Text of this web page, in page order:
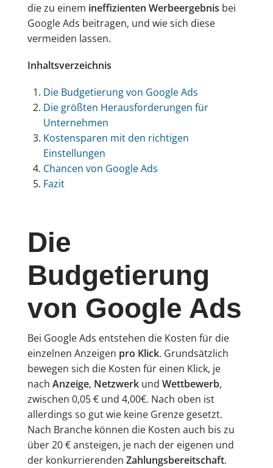
die zu einem ineffizienten Werbeergebnis bei
Google Ads beitragen, und wie sich diese
vermeiden lassen.
Inhaltsverzeichnis
Die Budgetierung von Google Ads
Die größten Herausforderungen für
Unternehmen
Kostensparen mit den richtigen
Einstellungen
Chancen von Google Ads
Fazit
Die
Budgetierung
von Google Ads
Bei Google Ads entstehen die Kosten für die
einzelnen Anzeigen pro Klick. Grundsätzlich
bewegen sich die Kosten für einen Klick, je
nach Anzeige, Netzwerkund Wettbewerb,
zwischen 0,05 € und 4,00€. Nach oben ist
allerdings so gut wie keine Grenze gesetzt.
Nach Branche können die Kosten auch bis zu
über 20 € ansteigen, je nach der eigenen und
der konkurrierenden Zahlungsbereitschaft.